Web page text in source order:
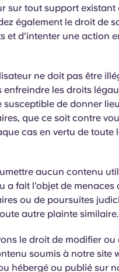
sur tout support existant
également le droit de
et d'intenter une action
ne doit pas être
enfreindre les droits
susceptible de donner
que ce soit contre
cas en vertu de toute
aucun contenu
a fait l'objet de menaces
ou de poursuites
autre plainte similaire.
le droit de modifier ou
soumis à notre site
hébergé ou publié sur